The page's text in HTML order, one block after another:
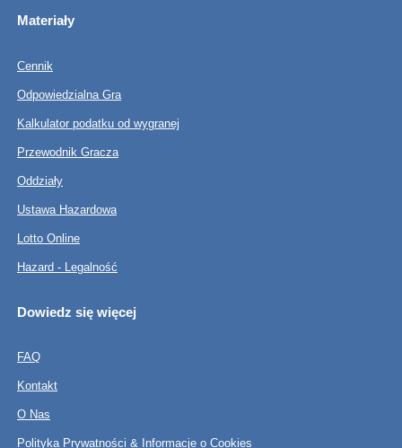
Materiały
Cennik
Odpowiedzialna Gra
Kalkulator podatku od wygranej
Przewodnik Gracza
Oddziały
Ustawa Hazardowa
Lotto Online
Hazard - Legalność
Dowiedz się więcej
FAQ
Kontakt
O Nas
Polityka Prywatności & Informacje o Cookies